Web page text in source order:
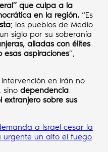
que culpa a la
en la región. “Es
; los pueblos de Medio
siglo por su soberanía
aliadas con élites
esas aspiraciones”,
en Irán no
sino dependencia
sobre sus
a Israel cesar la
un alto el fuego